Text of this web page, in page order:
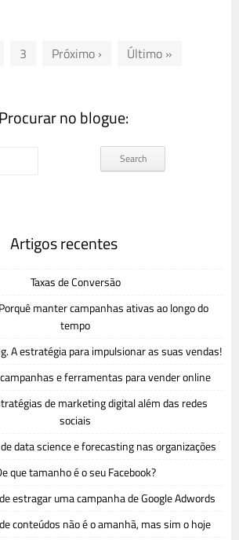
3 Próximo › Último »
Procurar no blogue:
Artigos recentes
Taxas de Conversão
manter campanhas ativas ao longo do
tempo
A estratégia para impulsionar as suas vendas!
e ferramentas para vender online
de marketing digital além das redes
sociais
data science e forecasting nas organizações
que tamanho é o seu Facebook?
estragar uma campanha de Google Adwords
conteúdos não é o amanhã, mas sim o hoje